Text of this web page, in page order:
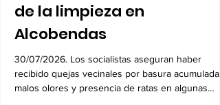
de la limpieza en
Alcobendas
30/07/2026. Los socialistas aseguran haber
recibido quejas vecinales por basura acumulada,
malos olores y presencia de ratas en algunas